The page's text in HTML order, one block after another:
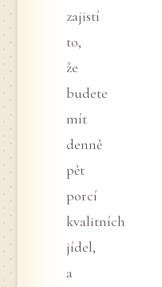
zajistí
to,
že
budete
mít
denně
pět
porcí
kvalitních
jídel,
a